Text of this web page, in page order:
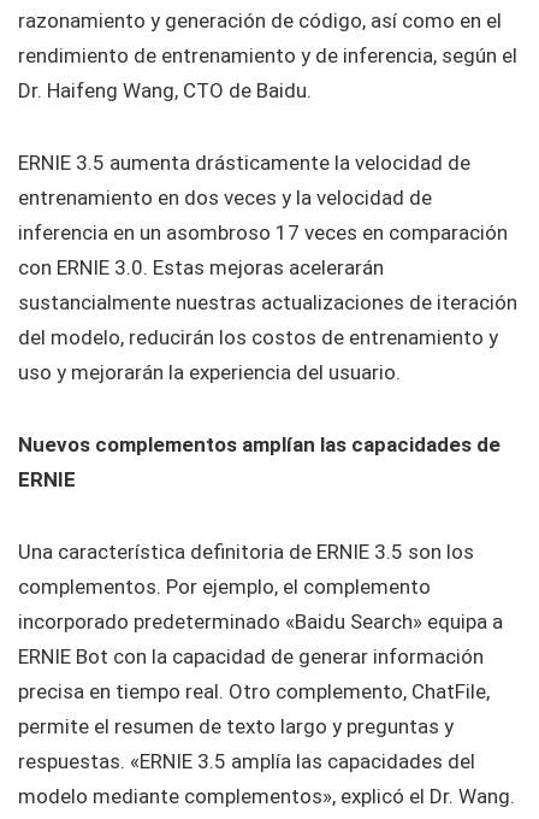
razonamiento y generación de código, así como en el
rendimiento de entrenamiento y de inferencia, según el
Dr. Haifeng Wang, CTO de Baidu.
ERNIE 3.5 aumenta drásticamente la velocidad de
entrenamiento en dos veces y la velocidad de
inferencia en un asombroso 17 veces en comparación
con ERNIE 3.0. Estas mejoras acelerarán
sustancialmente nuestras actualizaciones de iteración
del modelo, reducirán los costos de entrenamiento y
uso y mejorarán la experiencia del usuario.
Nuevos complementos amplían las capacidades de
ERNIE
Una característica definitoria de ERNIE 3.5 son los
complementos. Por ejemplo, el complemento
incorporado predeterminado «Baidu Search» equipa a
ERNIE Bot con la capacidad de generar información
precisa en tiempo real. Otro complemento, ChatFile,
permite el resumen de texto largo y preguntas y
respuestas. «ERNIE 3.5 amplía las capacidades del
modelo mediante complementos», explicó el Dr. Wang.